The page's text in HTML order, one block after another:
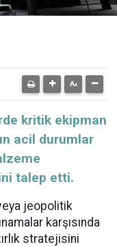
kritik ekipman
acil durumlar
talep etti.
jeopolitik
karşısında
stratejisini